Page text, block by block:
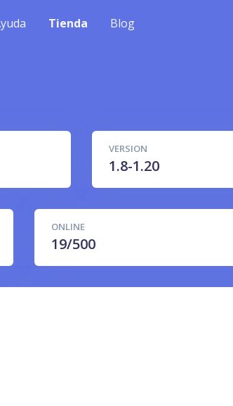
Tienda Blog
VERSION
1.8-1.20
ONLINE
19/500